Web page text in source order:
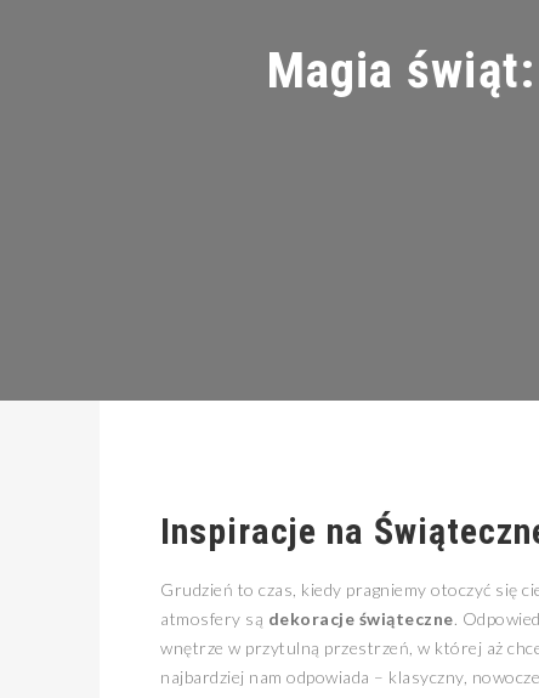
Magia
Inspiracje na
Grudzień to czas, kiedy pragniemy otoczyć się
atmosfery są dekoracje świąteczne.
wnętrze w przytulną przestrzeń, w której aż
najbardziej nam odpowiada – klasyczny,